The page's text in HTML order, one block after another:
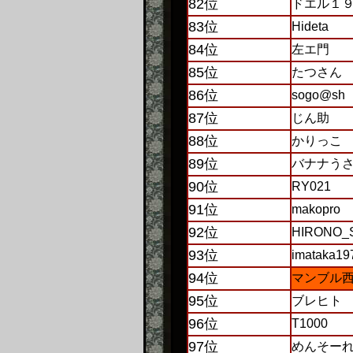
82位 ドエル１
83位 Hideta
84位 左エ門
85位 たつさん
86位 sogo@sh
87位 じん助
88位 かりっこ
89位 バナナう
90位 RY021
91位 makopro
92位
93位
94位 マンブル
95位 ブレヒト
96位 T1000
97位 めんそー